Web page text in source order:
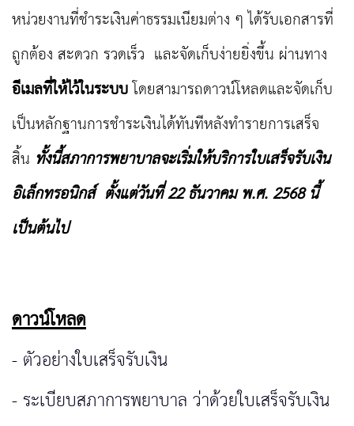
หน่วยงานที่ชำระเงินค่าธรรมเนียมต่าง ๆ ได้รับเอกสารที่
ถูกต้อง สะดวก รวดเร็ว และจัดเก็บง่ายยิ่งขึ้น ผ่านทาง
อีเมลที่ให้ไว้ในระบบโดยสามารถดาวน์โหลดและจัดเก็บ
เป็นหลักฐานการชำระเงินได้ทันทีหลังทำรายการเสร็จ
สิ้น ทั้งนี้สภาการพยาบาลจะเริ่มให้บริการใบเสร็จรับเงิน
อิเล็กทรอนิกส์ตั้งแต่วันที่22ธันวาคม พ.ศ.2568นี้
เป็นต้นไป
ดาวน์โหลด
-ตัวอย่างใบเสร็จรับเงิน
-ระเบียบสภาการพยาบาล ว่าด้วยใบเสร็จรับเงิน